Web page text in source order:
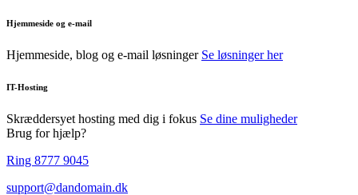
Hjemmeside og e-mail
Hjemmeside, blog og e-mail løsninger Se løsninger her
IT-Hosting
Skræddersyet hosting med dig i fokus Se dine muligheder
Brug for hjælp?
Ring 8777 9045
support@dandomain.dk